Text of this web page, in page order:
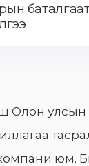
Олон улсын
юм.